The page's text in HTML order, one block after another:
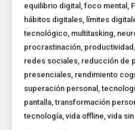
equilibrio digital ,foco mental
hábitos digitales límites
tecnológico multitasking
procrastinación productividad
redes sociales reducción de
presenciales rendimiento
superación personal ,
pantalla ,transformación
tecnología ,vida offline ,vida